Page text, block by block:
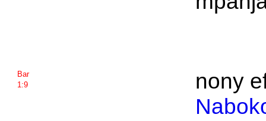
Bar
1:9
nony